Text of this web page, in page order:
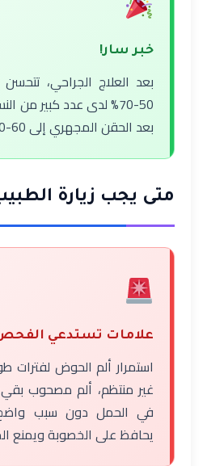
خبر سار!
بعد العلاج الجراحي،
50-70% لدى عدد كبير
بعد الحقن المجهري إلى 60-80%.
متى يجب زيارة
علامات تستدعي
استمرار ألم الحوض لفترات
غير منتظم، ألم مصحوب
في الحمل دون سبب
يحافظ على الخصوبة ويمنع